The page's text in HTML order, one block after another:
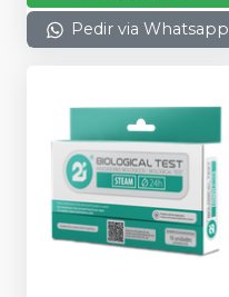
Pedir via Whatsapp